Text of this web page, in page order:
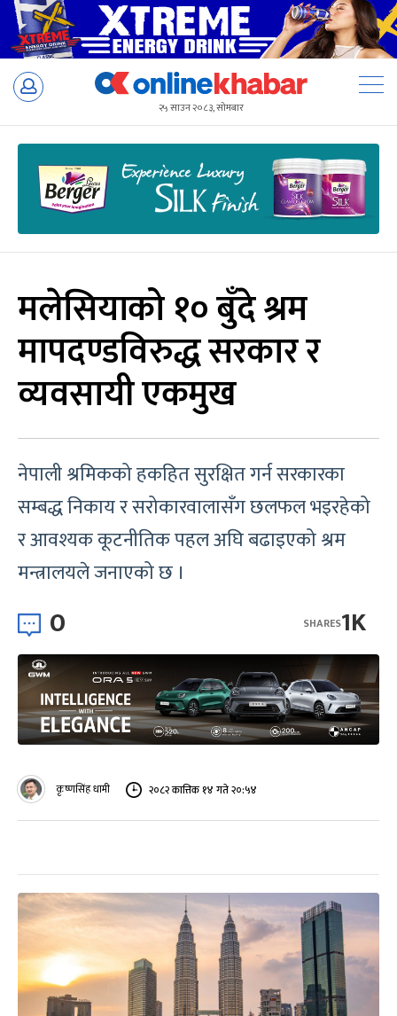
Skip
२५ साउन २०८३, सोमबार
मलेसियाको १० बुँदे श्रम
मापदण्डविरुद्ध सरकार र
व्यवसायी एकमुख
नेपाली श्रमिकको हकहित सुरक्षित गर्न सरकारका
सम्बद्ध निकाय र सरोकारवालासँग छलफल भइरहेको
र आवश्यक कूटनीतिक पहल अघि बढाइएको श्रम
मन्त्रालयले जनाएको छ ।
0 1K
SHARES
कृष्णसिंह धामी २०८२ कात्तिक १४ गते २०:५४